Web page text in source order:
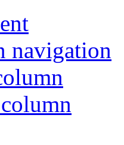
navigation